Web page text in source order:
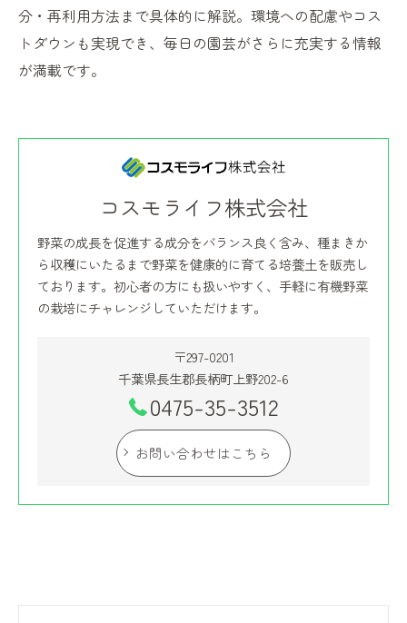
分・再利用方法まで具体的に解説。環境への配慮やコス
トダウンも実現でき、毎日の園芸がさらに充実する情報
が満載です。
コスモライフ株式会社
野菜の成長を促進する成分をバランス良く含み、種まきか
ら収穫にいたるまで野菜を健康的に育てる培養土を販売し
ております。初心者の方にも扱いやすく、手軽に有機野菜
の栽培にチャレンジしていただけます。
〒297-0201
千葉県長生郡長柄町上野202-6
0475-35-3512
お問い合わせはこちら